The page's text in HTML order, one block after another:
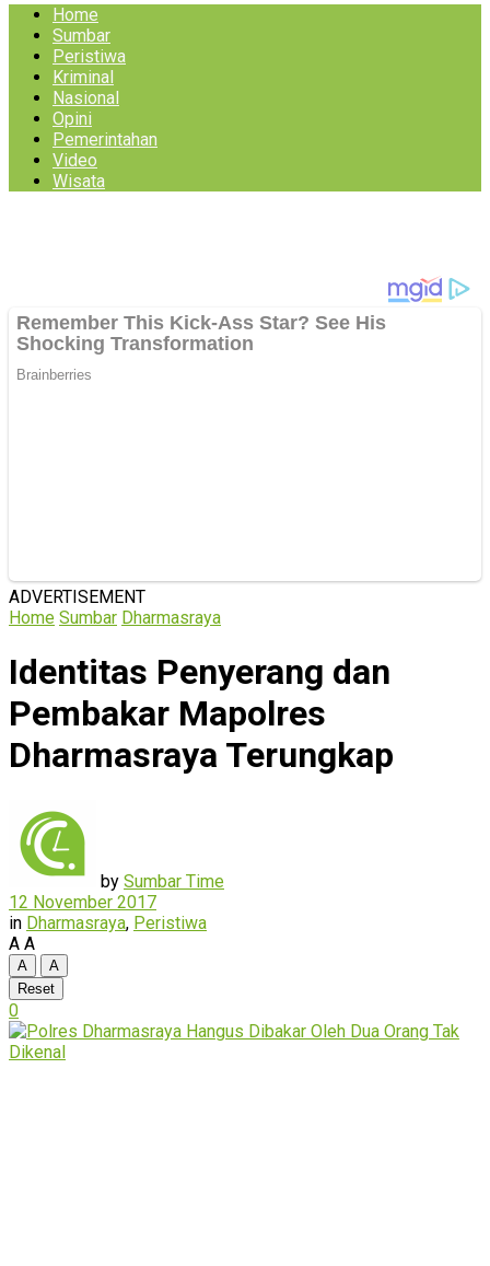
Home
Sumbar
Peristiwa
Kriminal
Nasional
Opini
Pemerintahan
Video
Wisata
ADVERTISEMENT
Home Sumbar Dharmasraya
Identitas Penyerang dan
Pembakar Mapolres
Dharmasraya Terungkap
by Sumbar Time
12 November 2017
in Dharmasraya, Peristiwa
A A
A
A
Reset
0